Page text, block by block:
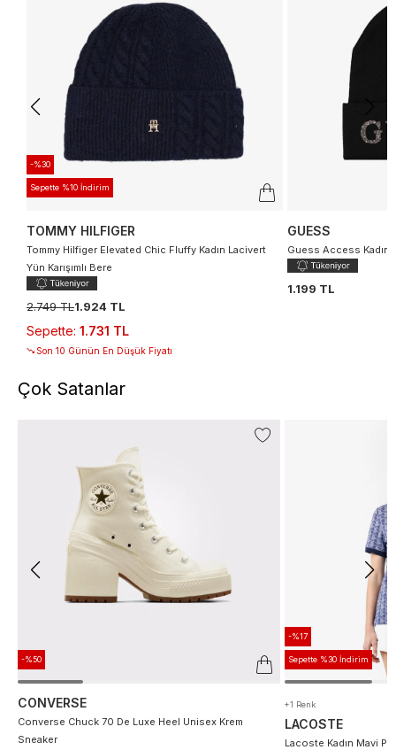
-%30
Sepette %10 İndirim
TOMMY HILFIGER
Tommy Hilfiger Elevated Chic Fluffy Kadın Lacivert
Yün Karışımlı Bere
2.749 TL1.924 TL
Sepette: 1.731 TL
Son 10 Günün En Düşük Fiyatı
GUESS
Guess Access Kadın
1.199 TL
Çok Satanlar
-%50
CONVERSE
Converse Chuck 70 De Luxe Heel Unisex Krem
Sneaker
-%17
Sepette %30 İndirim
+1 Renk
LACOSTE
Lacoste Kadın Mavi